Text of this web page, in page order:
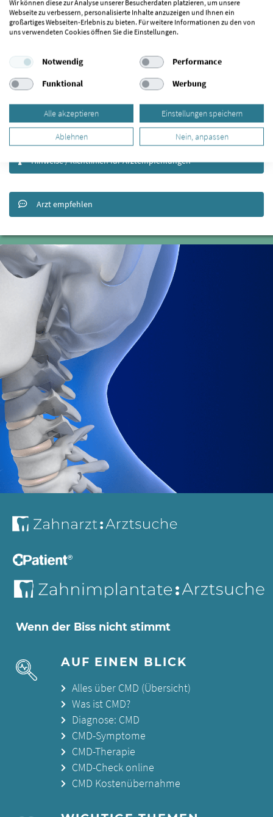
Schnelle Empfehlung abgeben?
5/ 5
Hinweise / Richtlinien für Arztempfehlungen
Arzt empfehlen
Wenn der Biss nicht stimmt
AUF EINEN BLICK
Alles über CMD (Übersicht)
Was ist CMD?
Diagnose: CMD
CMD-Symptome
CMD-Therapie
CMD-Check online
CMD Kostenübernahme
Wir können diese zur Analyse unserer Besucherdaten platzieren, um unsere
Webseite zu verbessern, personalisierte Inhalte anzuzeigen und Ihnen ein
großartiges Webseiten-Erlebnis zu bieten. Für weitere Informationen zu den von
uns verwendeten Cookies öffnen Sie die Einstellungen.
Notwendig
Performance
Funktional
Werbung
Alle akzeptieren Einstellungen speichern
Ablehnen Nein, anpassen